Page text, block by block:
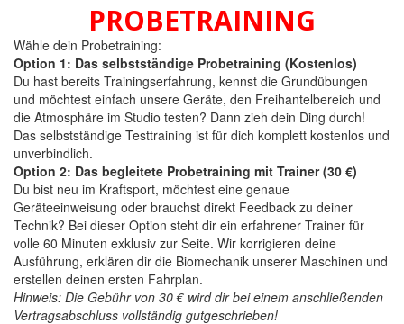
PROBETRAINING
Wähle dein Probetraining:
Option 1: Das selbstständige Probetraining (Kostenlos)
Du hast bereits Trainingserfahrung, kennst die Grundübungen
und möchtest einfach unsere Geräte, den Freihantelbereich und
die Atmosphäre im Studio testen? Dann zieh dein Ding durch!
Das selbstständige Testtraining ist für dich komplett kostenlos und
unverbindlich.
Option 2: Das begleitete Probetraining mit Trainer (30 €)
Du bist neu im Kraftsport, möchtest eine genaue
Geräteeinweisung oder brauchst direkt Feedback zu deiner
Technik? Bei dieser Option steht dir ein erfahrener Trainer für
volle 60 Minuten exklusiv zur Seite. Wir korrigieren deine
Ausführung, erklären dir die Biomechanik unserer Maschinen und
erstellen deinen ersten Fahrplan.
Hinweis: Die Gebühr von 30 € wird dir bei einem anschließenden
Vertragsabschluss vollständig gutgeschrieben!